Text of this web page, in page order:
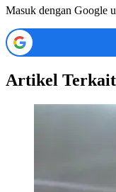
Masuk dengan Google
Artikel Terkait